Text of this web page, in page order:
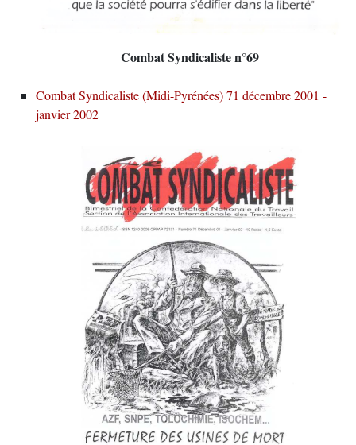
Combat Syndicaliste n°69
Combat Syndicaliste (Midi-Pyrénées) 71 décembre 2001 -
janvier 2002